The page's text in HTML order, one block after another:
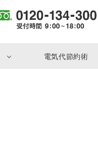
電気代節約術